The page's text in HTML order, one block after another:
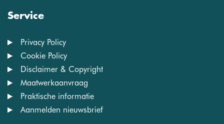
Service
Privacy Policy
Cookie Policy
Disclaimer & Copyright
Maatwerkaanvraag
Praktische informatie
Aanmelden nieuwsbrief